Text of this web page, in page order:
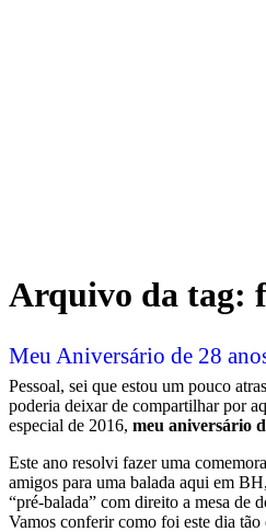
Arquivo da tag:
Meu Aniversário de 28
Pessoal, sei que estou um pouco
poderia deixar de compartilhar por
especial de 2016, meu aniversário
Este ano resolvi fazer uma
amigos para uma balada aqui em
“pré-balada” com direito a mesa de
Vamos conferir como foi este dia tão